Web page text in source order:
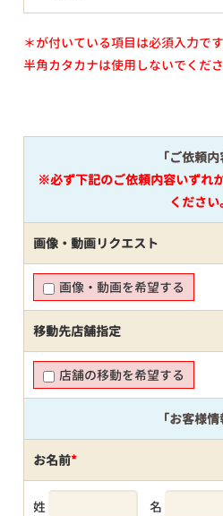
＊が付いている項目は必須入力です
半角カタカナは使用しないでくださ
「ご依頼内
※必ず下記のご依頼内容いずれ
ください
画像・動画リクエスト
画像・動画を希望する
移動先店舗指定
店舗の移動を希望する
「お客様情
お名前*
姓 名